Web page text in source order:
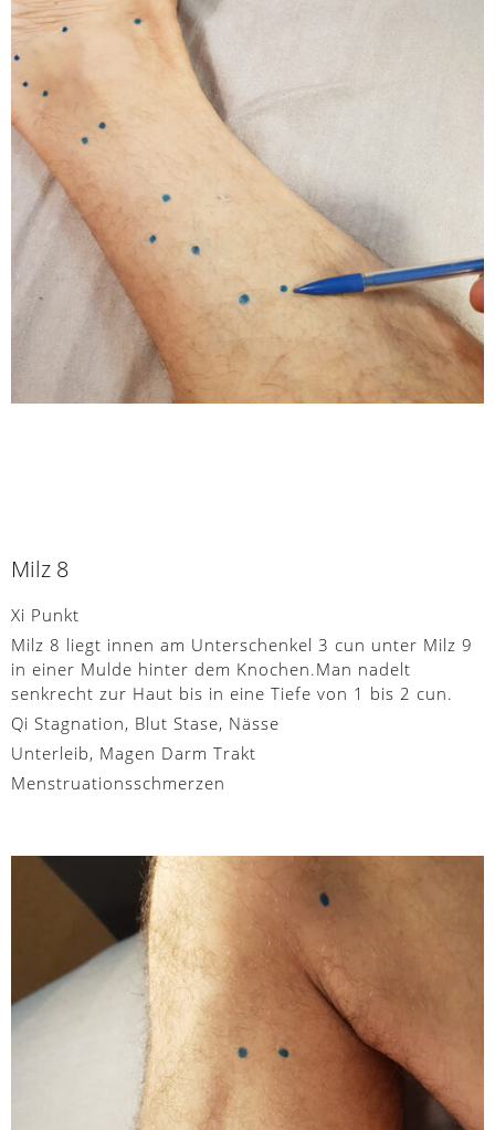
Milz 8
Xi Punkt
Milz 8 liegt innen am Unterschenkel 3 cun unter Milz 9
in einer Mulde hinter dem Knochen.Man nadelt
senkrecht zur Haut bis in eine Tiefe von 1 bis 2 cun.
Qi Stagnation, Blut Stase, Nässe
Unterleib, Magen Darm Trakt
Menstruationsschmerzen